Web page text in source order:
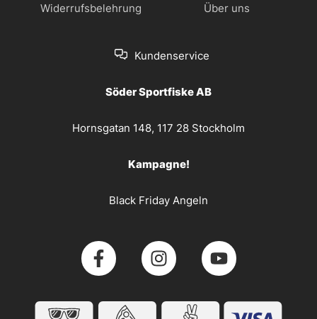
Widerrufsbelehrung Über uns
Kundenservice
Söder Sportfiske AB
Hornsgatan 148, 117 28 Stockholm
Kampagne!
Black Friday Angeln